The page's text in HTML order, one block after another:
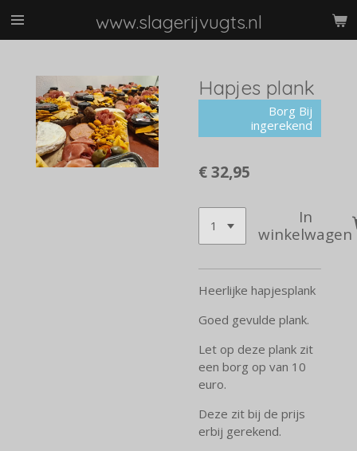
Ga
hoofdinhoud
www.slagerijvugts.nl
Hapjes plank
Borg Bij
ingerekend
€ 32,95
In
winkelwagen
Heerlijke hapjesplank
Goed gevulde plank.
Let op deze plank zit
een borg op van 10
euro.
Deze zit bij de prijs
erbij gerekend.